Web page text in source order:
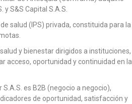
S&S Capital S.A.S.
salud (IPS) privada, constituida para la
y bienestar dirigidos a instituciones,
acceso, oportunidad y continuidad en la
es B2B (negocio a negocio),
de oportunidad, satisfacción y